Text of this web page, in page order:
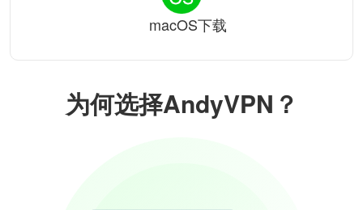
为何选择AndyVPN？
macOS下载